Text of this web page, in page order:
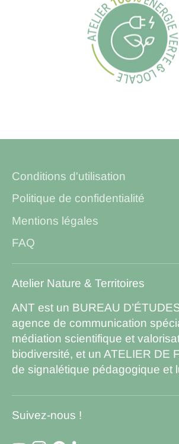
Conditions d'utilisation
Politique de confidentialité
Mentions légales
FAQ
Atelier Nature & Territoires
ANT est un BUREAU
agence de communication
médiation scientifique et
biodiversité, et un ATELIER DE
de signalétique pédagogique et
Suivez-nous !